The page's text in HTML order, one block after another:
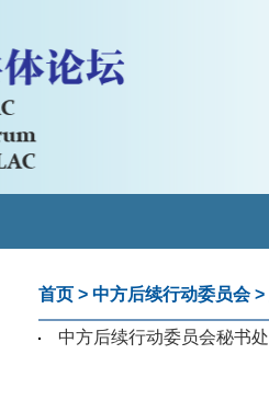
首页 > 中方后续行动委员会>
中方后续行动委员会秘书处